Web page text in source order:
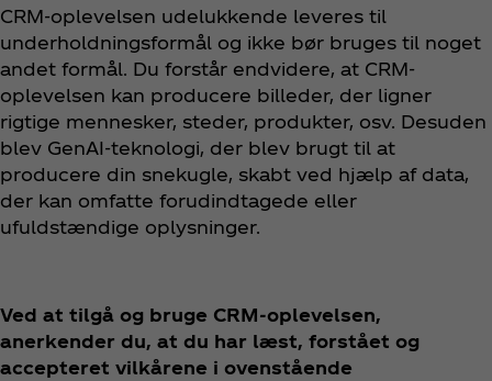
CRM-oplevelsen udelukkende leveres til
underholdningsformål og ikke bør bruges til noget
andet formål. Du forstår endvidere, at CRM-
oplevelsen kan producere billeder, der ligner
rigtige mennesker, steder, produkter, osv. Desuden
blev GenAI-teknologi, der blev brugt til at
producere din snekugle, skabt ved hjælp af data,
der kan omfatte forudindtagede eller
ufuldstændige oplysninger.
Ved at tilgå og bruge CRM-oplevelsen,
anerkender du, at du har læst, forstået og
accepteret vilkårene i ovenstående